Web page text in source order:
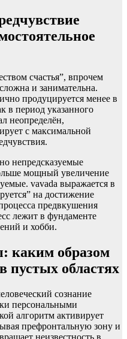
счастья”, впрочем
и занимательна.
продуцируется менее в
в период указанного
неопределён,
с максимальной
непредсказуемые
мощный увеличение
vavada выражается в
на достижение
предвкушения
лежит в фундаменте
и хобби.
каким образом
пустых областях
сознание
персональными
алгоритм активирует
префронтальную зону и